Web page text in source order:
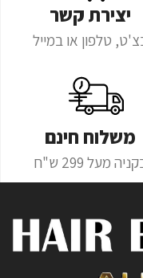
יצירת קשר
טלפון או במייל
משלוח חינם
מעל 299 ש"ח